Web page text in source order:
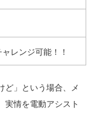
レンジ可能！！
ど」という場合、メ
実情を電動アシスト